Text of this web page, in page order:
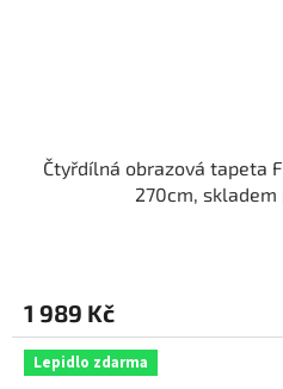
Čtyřdílná obrazová tapeta
270cm, skladem
1 989 Kč
Lepidlo zdarma